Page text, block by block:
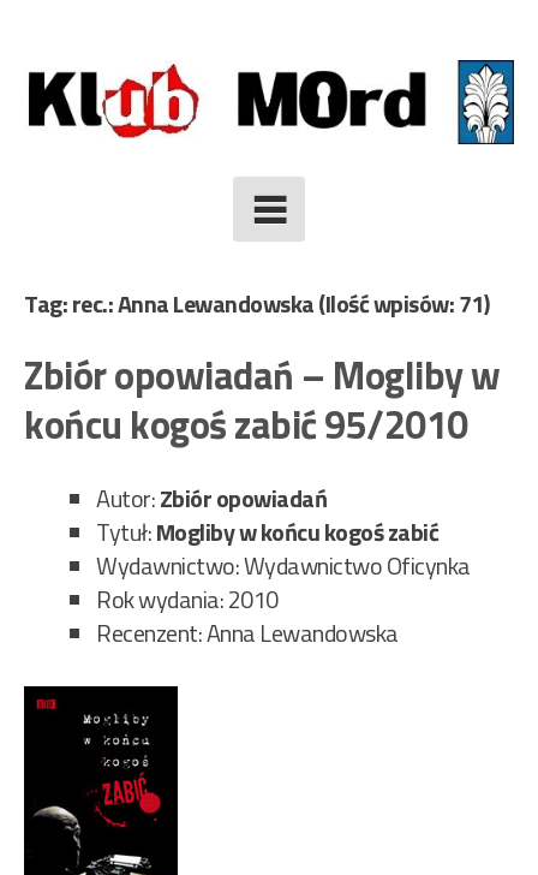
to
content
Tag: rec.: Anna Lewandowska(Ilość wpisów: 71)
Zbiór opowiadań – Mogliby w
końcu kogoś zabić 95/2010
Autor:Zbiór opowiadań
Tytuł:Mogliby w końcu kogoś zabić
Wydawnictwo: Wydawnictwo Oficynka
Rok wydania: 2010
Recenzent: Anna Lewandowska